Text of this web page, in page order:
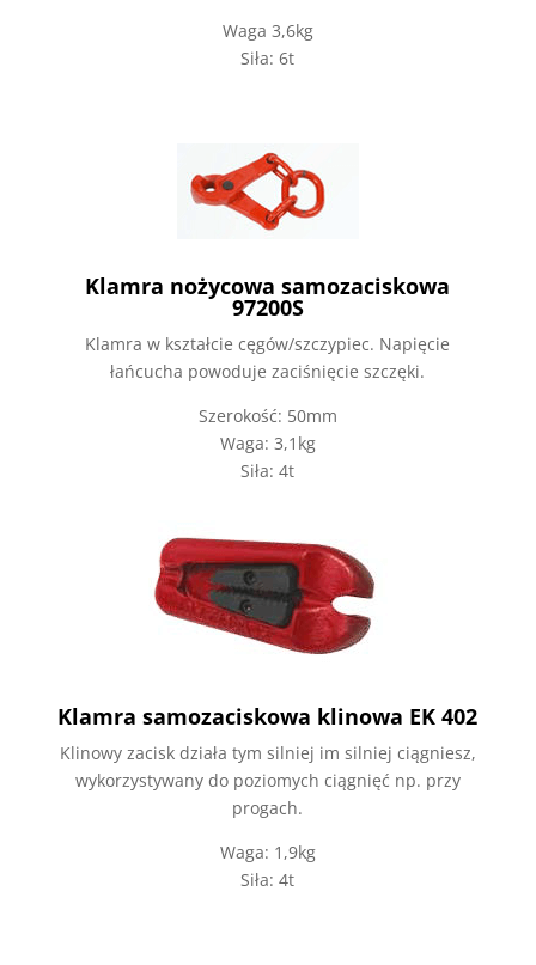
Waga 3,6kg
Siła: 6t
Klamra nożycowa samozaciskowa
97200S
Klamra w kształcie cęgów/szczypiec. Napięcie
łańcucha powoduje zaciśnięcie szczęki.
Szerokość: 50mm
Waga: 3,1kg
Siła: 4t
Klamra samozaciskowa klinowa EK 402
Klinowy zacisk działa tym silniej im silniej ciągniesz,
wykorzystywany do poziomych ciągnięć np. przy
progach.
Waga: 1,9kg
Siła: 4t